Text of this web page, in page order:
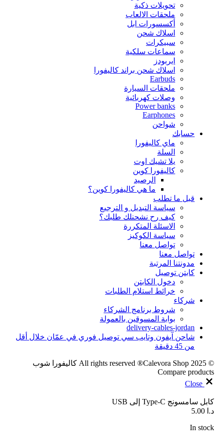
تحويلات ذكية
ملحقات الالعاب
أكسسورات ابل
اسلاك شحن
سبيكرات
سماعات سلكية
ايربودز
اسلاك شحن براند كاليفورا
Earbuds
ملحقات السيارة
وصلات كهربائية
Power banks
Earphones
شواحن
حسابك
ماي كاليفورا
السلة
يلا تشيك اوت
كاليفورا كوين
الرصيد
ما هي كاليفورا كوين؟
قبل ما تطلب
سياسة التبديل و الترجيع
كيف رح نشحنلك طلبك؟
الاسئلة المتكررة
سياسة الكوكيز
تواصل معنا
تواصل معنا
مدونتنا المرتبة
كابتن توصيل
دخول الكابتن
خرائط استلام الطلبات
شركاء
شروط برنامج الشركاء
بوابة المسوقين بالعمولة
delivery-cables-jordan
شاحن آيفون وتايب سي توصيل فوري في عمّان خلال أقل
من 45 دقيقة
© 2025 All rights reserved ®Calevora Shop كاليفورا شوب
Compare products
Close
كابل سامسونج Type-C إلى USB
د.ا
In stock